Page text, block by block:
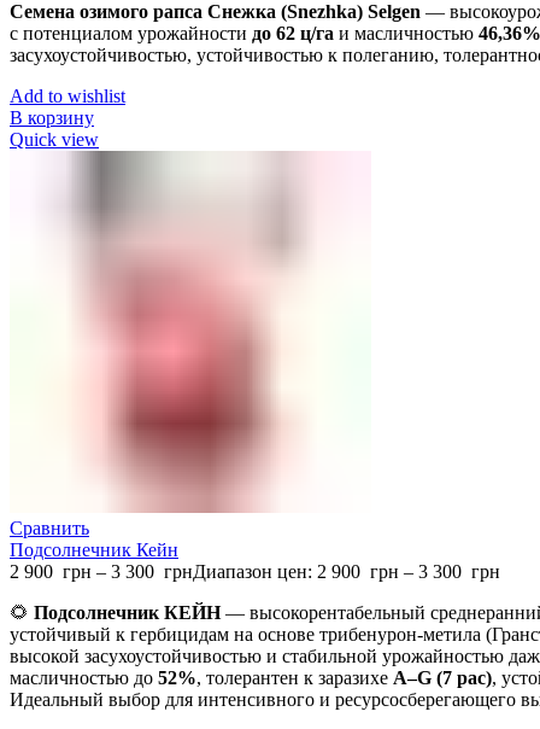
Семена озимого рапса Снежка (Snezhka) Selgen —
с потенциалом урожайности до 62 ц/га и масличностью 46,36%
засухоустойчивостью, устойчивостью к полеганию,
Add to wishlist
В корзину
Quick view
Сравнить
Подсолнечник Кейн
2 900 грн – 3 300 грнДиапазон цен: 2 900 грн – 3 300 грн
🌻 Подсолнечник КЕЙН— высокорентабельный
устойчивый к гербицидам на основе трибенурон-метила
высокой засухоустойчивостью и стабильной урожайностью
масличностью до 52%, толерантен к заразихе A–G (7 рас),
Идеальный выбор для интенсивного и ресурсосберегающего